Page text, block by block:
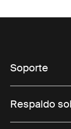
Soporte
Respaldo